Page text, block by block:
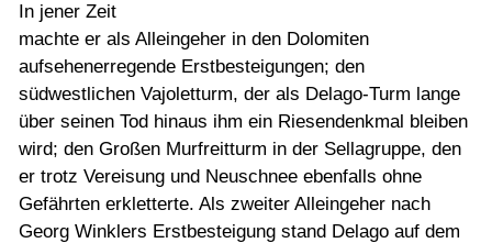
In jener Zeit
machte er als Alleingeher in den Dolomiten
aufsehenerregende Erstbesteigungen; den
südwestlichen Vajoletturm, der als Delago-Turm lange
über seinen Tod hinaus ihm ein Riesendenkmal bleiben
wird; den Großen Murfreitturm in der Sellagruppe, den
er trotz Vereisung und Neuschnee ebenfalls ohne
Gefährten erkletterte. Als zweiter Alleingeher nach
Georg Winklers Erstbesteigung stand Delago auf dem